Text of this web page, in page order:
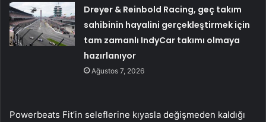
Dreyer & Reinbold Racing, geç takım
sahibinin hayalini gerçekleştirmek için
tam zamanlı IndyCar takımı olmaya
hazırlanıyor
Ağustos 7, 2026
Powerbeats Fit’in seleflerine kıyasla değişmeden kaldığı